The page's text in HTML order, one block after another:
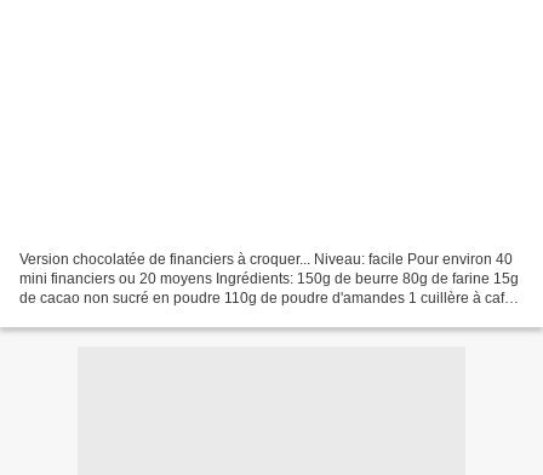
Version chocolatée de financiers à croquer... Niveau: facile Pour environ 40
mini financiers ou 20 moyens Ingrédients: 150g de beurre 80g de farine 15g
de cacao non sucré en poudre 110g de poudre d'amandes 1 cuillère à café